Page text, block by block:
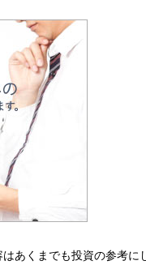
あくまでも投資の参考